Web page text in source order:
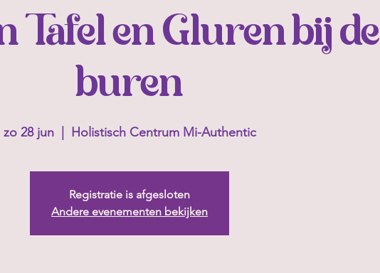
Tafel en Gluren bij de
buren
zo 28 jun
  |
Holistisch Centrum Mi-Authentic
Registratie is afgesloten
Andere evenementen bekijken